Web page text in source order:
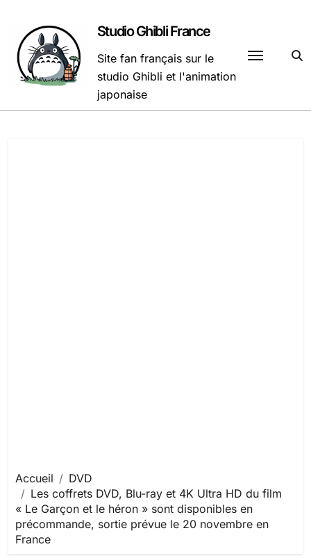
contenu
Studio Ghibli France
Site fan français sur le
studio Ghibli et l'animation
japonaise
Accueil
DVD
Les coffrets DVD, Blu-ray et 4K Ultra HD du film
« Le Garçon et le héron » sont disponibles en
précommande, sortie prévue le 20 novembre en
France